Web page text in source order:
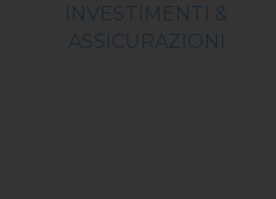
INVESTIMENTI &
ASSICURAZIONI